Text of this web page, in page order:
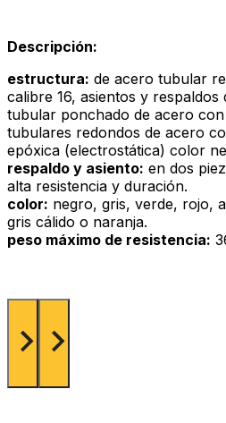
Descripción:
estructura: de acero tubular
calibre 16, asientos y
tubular ponchado de acero
tubulares redondos de acero
epóxica (electrostática) color
respaldo y asiento: en dos
alta resistencia y duración.
color: negro, gris, verde, rojo,
gris cálido o naranja.
peso máximo de resistencia: